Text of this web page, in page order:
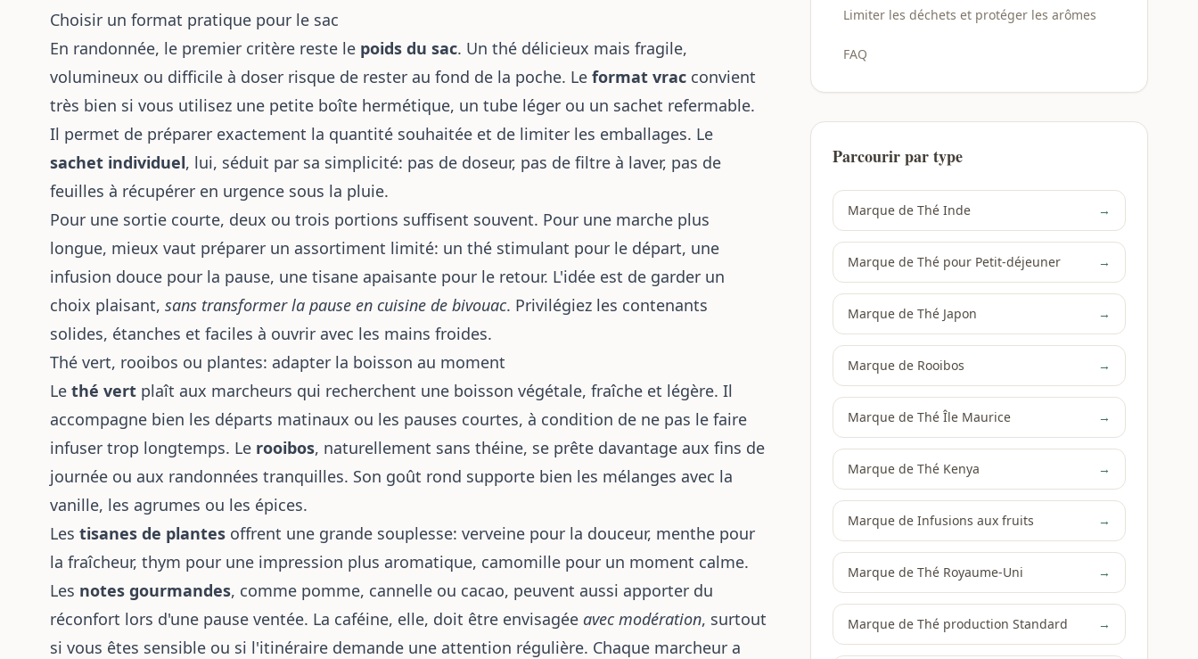
Choisir un format pratique pour le sac
En randonnée, le premier critère reste le poids du sac. Un thé délicieux mais fragile,
volumineux ou difficile à doser risque de rester au fond de la poche. Le format vrac convient
très bien si vous utilisez une petite boîte hermétique, un tube léger ou un sachet refermable.
Il permet de préparer exactement la quantité souhaitée et de limiter les emballages. Le
sachet individuel, lui, séduit par sa simplicité: pas de doseur, pas de filtre à laver, pas de
feuilles à récupérer en urgence sous la pluie.
Pour une sortie courte, deux ou trois portions suffisent souvent. Pour une marche plus
longue, mieux vaut préparer un assortiment limité: un thé stimulant pour le départ, une
infusion douce pour la pause, une tisane apaisante pour le retour. L'idée est de garder un
choix plaisant, sans transformer la pause en cuisine de bivouac. Privilégiez les contenants
solides, étanches et faciles à ouvrir avec les mains froides.
Thé vert, rooibos ou plantes: adapter la boisson au moment
Le thé vert plaît aux marcheurs qui recherchent une boisson végétale, fraîche et légère. Il
accompagne bien les départs matinaux ou les pauses courtes, à condition de ne pas le faire
infuser trop longtemps. Le rooibos, naturellement sans théine, se prête davantage aux fins de
journée ou aux randonnées tranquilles. Son goût rond supporte bien les mélanges avec la
vanille, les agrumes ou les épices.
Les tisanes de plantes offrent une grande souplesse: verveine pour la douceur, menthe pour
la fraîcheur, thym pour une impression plus aromatique, camomille pour un moment calme.
Les notes gourmandes, comme pomme, cannelle ou cacao, peuvent aussi apporter du
réconfort lors d'une pause ventée. La caféine, elle, doit être envisagée avec modération, surtout
si vous êtes sensible ou si l'itinéraire demande une attention régulière. Chaque marcheur a
Limiter les déchets et protéger les arômes
FAQ
Parcourir par type
Marque de Thé Inde →
Marque de Thé pour Petit-déjeuner →
Marque de Thé Japon →
Marque de Rooibos →
Marque de Thé Île Maurice →
Marque de Thé Kenya →
Marque de Infusions aux fruits →
Marque de Thé Royaume-Uni →
Marque de Thé production Standard →